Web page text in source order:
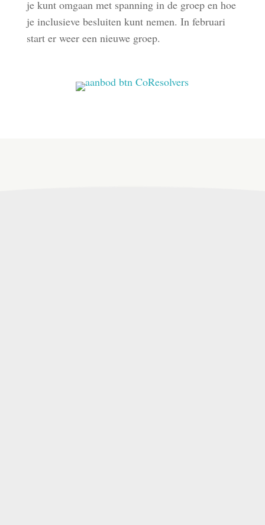
je kunt omgaan met spanning in de groep en hoe
je inclusieve besluiten kunt nemen. In februari
start er weer een nieuwe groep.